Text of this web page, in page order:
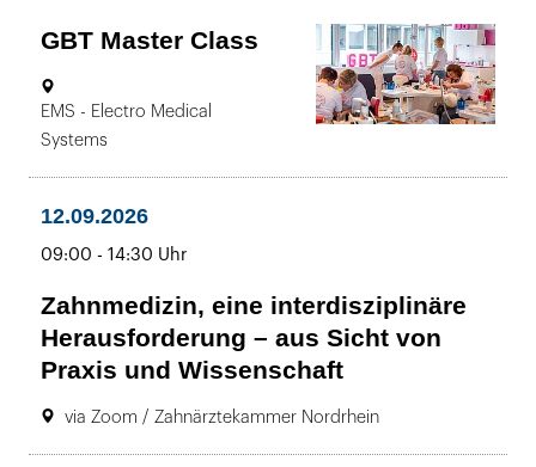
GBT Master Class
10.09.
bis
-
12.09.2026
bis
-
17:00
Ort:
EMS - Electro Medical
Systems
12.09.2026
09:00 bis
- 14:30 Uhr
Zahnmedizin, eine interdisziplinäre
Herausforderung – aus Sicht von
Praxis und Wissenschaft
12.09.2026
09:00
Ort:
via Zoom / Zahnärztekammer Nordrhein